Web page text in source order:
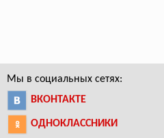
Мы в социальных сетях:
ВКОНТАКТЕ
ОДНОКЛАССНИКИ